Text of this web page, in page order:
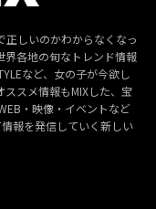
しいのかわからなくなっ
界各地の旬なトレンド情報
など、女の子が今欲し
スメ情報もMIXした、宝
・映像・イベントなど
報を発信していく新しい